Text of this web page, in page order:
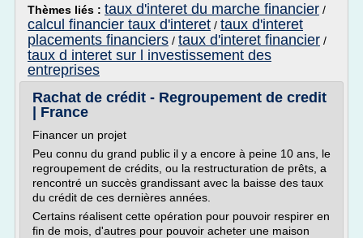
Thèmes liés : taux d'interet du marche financier /
calcul financier taux d'interet / taux d'interet
placements financiers / taux d'interet financier /
taux d interet sur l investissement des
entreprises
Rachat de crédit - Regroupement de credit
| France
Financer un projet
Peu connu du grand public il y a encore à peine 10 ans, le
regroupement de crédits, ou la restructuration de prêts, a
rencontré un succès grandissant avec la baisse des taux
du crédit de ces dernières années.
Certains réalisent cette opération pour pouvoir respirer en
fin de mois, d'autres pour pouvoir acheter une maison